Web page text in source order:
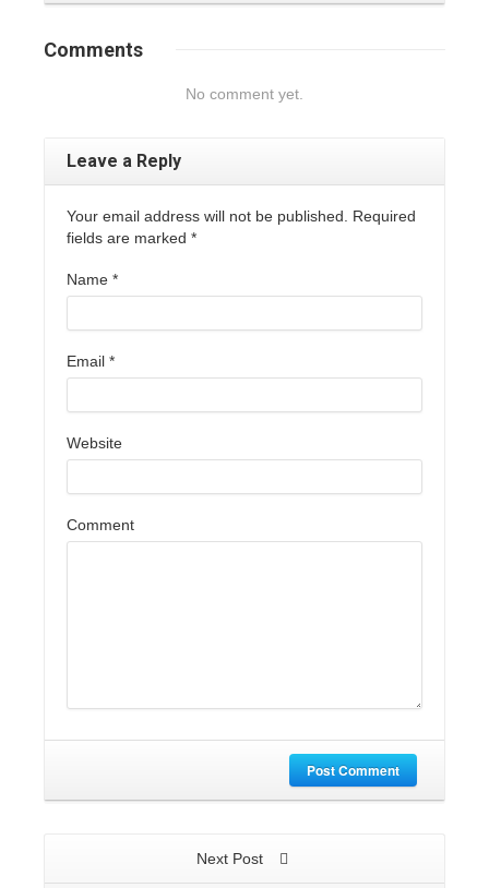
Comments
No comment yet.
Leave a Reply
Your email address will not be published. Required
fields are marked *
Name *
Email *
Website
Comment
Post Comment
Next Post